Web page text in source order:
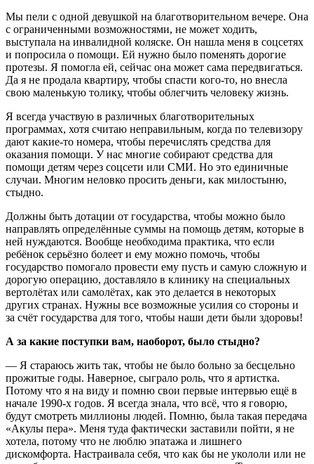
Мы пели с одной девушкой на благотворительном вечере. Она
с ограниченными возможностями, не может ходить,
выступала на инвалидной коляске. Он нашла меня в соцсетях
и попросила о помощи. Ей нужно было поменять дорогие
протезы. Я помогла ей, сейчас она может сама передвигаться.
Да я не продала квартиру, чтобы спасти кого-то, но внесла
свою маленькую толику, чтобы облегчить человеку жизнь.
Я всегда участвую в различных благотворительных
программах, хотя считаю неправильным, когда по телевизору
дают какие-то номера, чтобы перечислять средства для
оказания помощи. У нас многие собирают средства для
помощи детям через соцсети или СМИ. Но это единичные
случаи. Многим неловко просить деньги, как милостыню,
стыдно.
Должны быть дотации от государства, чтобы можно было
направлять определённые суммы на помощь детям, которые в
ней нуждаются. Вообще необходима практика, что если
ребёнок серьёзно болеет и ему можно помочь, чтобы
государство помогало провести ему пусть и самую сложную и
дорогую операцию, доставляло в клинику на специальных
вертолётах или самолётах, как это делается в некоторых
других странах. Нужны все возможные усилия со стороны и
за счёт государства для того, чтобы наши дети были здоровы!
А за какие поступки вам, наоборот, было стыдно?
— Я стараюсь жить так, чтобы не было больно за бесцельно
прожитые годы. Наверное, сыграло роль, что я артистка.
Потому что я на виду и помню свои первые интервью ещё в
начале 1990-х годов. Я всегда знала, что всё, что я говорю,
будут смотреть миллионы людей. Помню, была такая передача
«Акулы пера». Меня туда фактически заставили пойти, я не
хотела, потому что не люблю эпатажа и лишнего
дискомфорта. Настраивала себя, что как бы не укололи или не